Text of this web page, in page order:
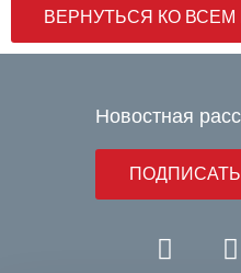
ВЕРНУТЬСЯ КО
Новостная
Y
o
L
i